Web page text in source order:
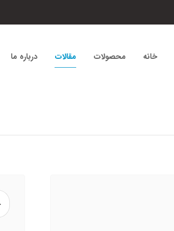
خانه محصولات مقالات درباره ما